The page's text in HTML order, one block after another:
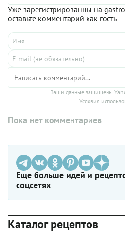
Уже зарегистрированны на
оставьте комментарий как гость
Ваши данные защищены
Условия
Пока нет комментариев
Еще больше идей и
соцсетях
Каталог рецептов